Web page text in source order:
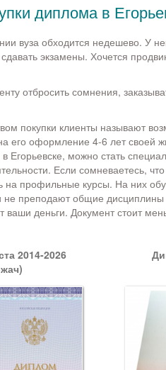
диплома в
вуза обходится недешево. У
экзамены. Хочется
отбросить сомнения,
покупки клиенты называют
его оформление 4-6 лет своей
Егорьевске, можно стать
Если сомневаетесь,
на профильные курсы. На них
не преподают общие дисциплины
ваши деньги. Документ стоит
2014-2026